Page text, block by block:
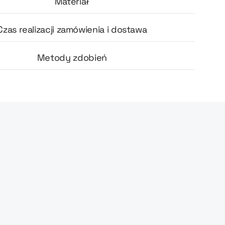
realizacji zamówienia i dostawa
Metody zdobień